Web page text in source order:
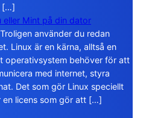
[…]
eller Mint på din dator
använder du redan
Linux är en kärna, alltså en
operativsystem behöver för att
med internet, styra
Det som gör Linux speciellt
licens som gör att […]